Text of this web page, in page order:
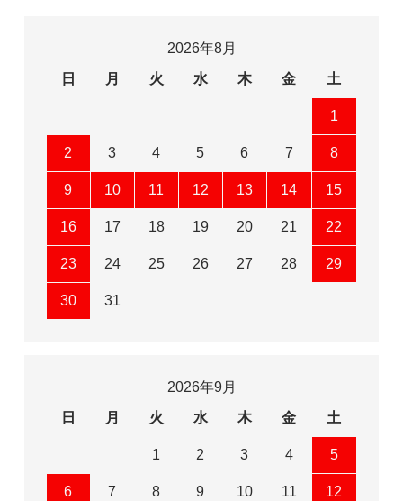
2026年8月
日
月 火 水 木 金 土
1
2 3 4 5 6 7 8
9 10 11 12 13 14 15
16 17 18 19 20 21 22
23 24 25 26 27 28 29
30 31
2026年9月
日
月 火 水 木 金 土
1 2 3 4 5
6 7 8 9 10 11 12